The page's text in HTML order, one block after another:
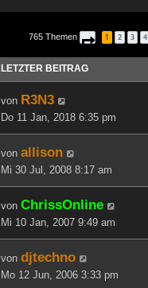
765 Themen Seite von 26
1 2 3 4
LETZTER BEITRAG
von R3N3
Do 11 Jan, 2018 6:35 pm
von allison
Mi 30 Jul, 2008 8:17 am
von ChrissOnline
Mi 10 Jan, 2007 9:49 am
von djtechno
Mo 12 Jun, 2006 3:33 pm